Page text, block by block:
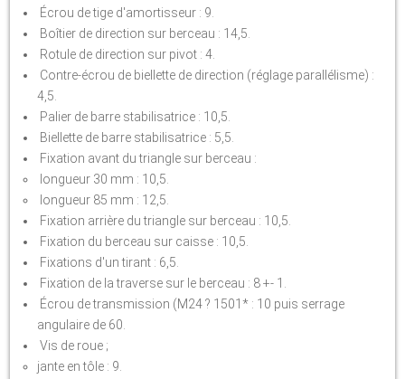
Écrou de tige d'amortisseur : 9.
Boîtier de direction sur berceau : 14,5.
Rotule de direction sur pivot : 4.
Contre-écrou de biellette de direction (réglage parallélisme) :
4,5.
Palier de barre stabilisatrice : 10,5.
Biellette de barre stabilisatrice : 5,5.
Fixation avant du triangle sur berceau :
longueur 30 mm : 10,5.
longueur 85 mm : 12,5.
Fixation arrière du triangle sur berceau : 10,5.
Fixation du berceau sur caisse : 10,5.
Fixations d'un tirant : 6,5.
Fixation de la traverse sur le berceau : 8 +- 1.
Écrou de transmission (M24 ? 1501* : 10 puis serrage
angulaire de 60.
Vis de roue ;
jante en tôle : 9.